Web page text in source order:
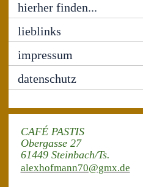
hierher finden...
lieblinks
impressum
datenschutz
CAFÉ PASTIS
Obergasse 27
61449 Steinbach/Ts.
alexhofmann70@gmx.de